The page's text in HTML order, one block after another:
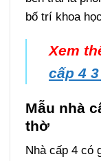
bố trí khoa
Xem
cấp 4
Mẫu nhà
thờ
Nhà cấp 4 có